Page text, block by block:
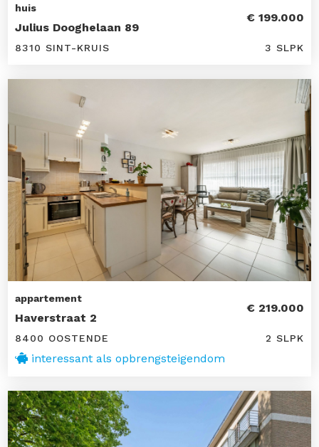
huis
Julius Dooghelaan 89
€ 199.000
8310 SINT-KRUIS 3 SLPK
appartement
Haverstraat 2
€ 219.000
8400 OOSTENDE 2 SLPK
interessant als opbrengsteigendom